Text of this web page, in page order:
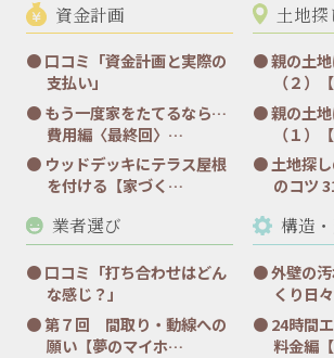
資金計画
口コミ「資金計画と実際の
支払い」
もう一度家をたてるなら…
費用編〈最終回〉…
ウッドデッキにテラス屋根
を付ける【家づく…
土地探
親の土
（２）
親の土
（１）
土地探
のコツ
業者選び
口コミ「打ち合わせはどん
な感じ？」
第７回 間取り・動線への
願い【夢のマイホ…
構造
外壁の
くり日
24時間
料金編